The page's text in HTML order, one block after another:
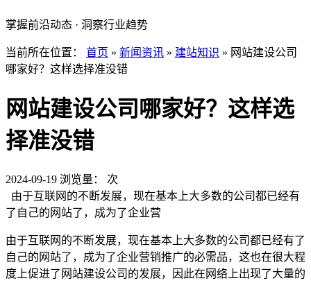
掌握前沿动态 · 洞察行业趋势
当前所在位置： 首页 » 新闻资讯 » 建站知识 » 网站建设公司
哪家好？这样选择准没错
网站建设公司哪家好？这样选
择准没错
2024-09-19 浏览量：
次
由于互联网的不断发展，现在基本上大多数的公司都已经有
了自己的网站了，成为了企业营
由于互联网的不断发展，现在基本上大多数的公司都已经有了
自己的网站了，成为了企业营销推广的必需品，这也在很大程
度上促进了网站建设公司的发展，因此在网络上出现了大量的